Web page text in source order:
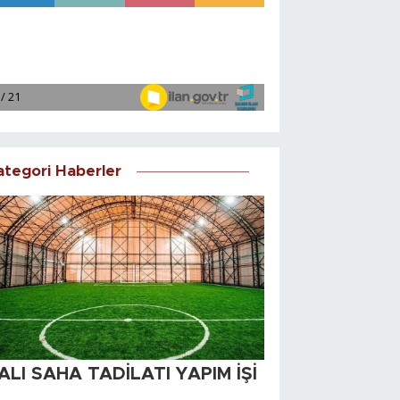
Haberler
SAHA TADİLATI YAPIM İŞİ